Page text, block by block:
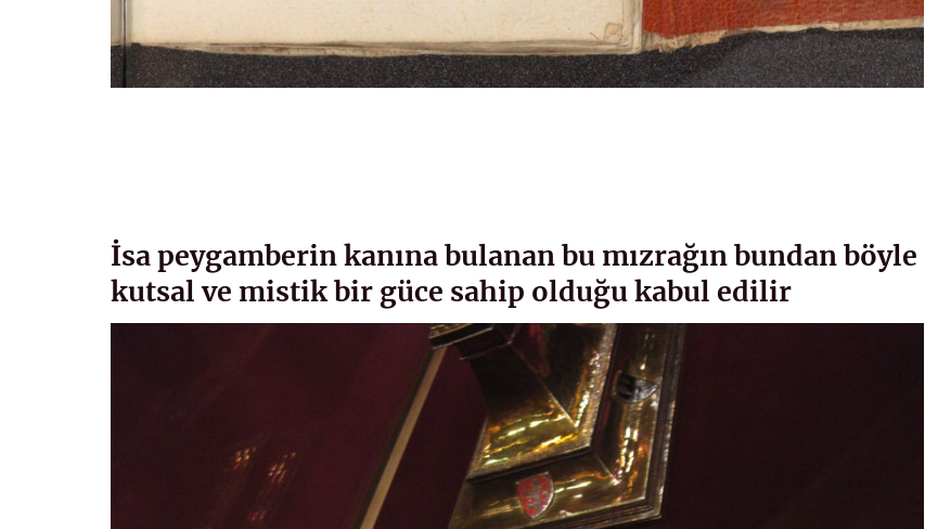
İsa peygamberin kanına bulanan bu mızrağın bundan böyle
kutsal ve mistik bir güce sahip olduğu kabul edilir